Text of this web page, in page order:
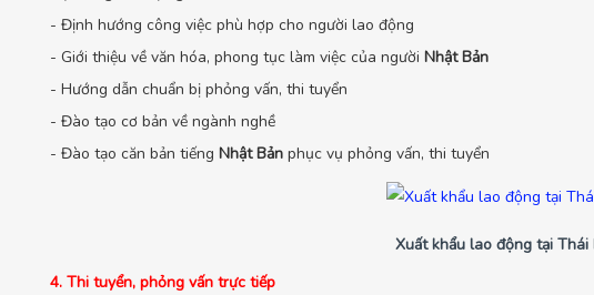
- Định hướng công việc phù hợp cho người lao động
- Giới thiệu về văn hóa, phong tục làm việc của người Nhật Bản
- Hướng dẫn chuẩn bị phỏng vấn, thi tuyển
- Đào tạo cơ bản về ngành nghề
- Đào tạo căn bản tiếng Nhật Bản phục vụ phỏng vấn, thi tuyển
Xuất khẩu lao động tại Thái
4. Thi tuyển, phỏng vấn trực tiếp